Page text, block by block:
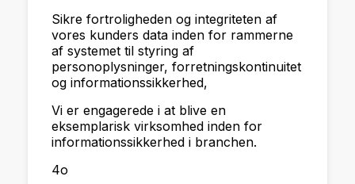
Sikre fortroligheden og integriteten af
vores kunders data inden for rammerne
af systemet til styring af
personoplysninger, forretningskontinuitet
og informationssikkerhed,
Vi er engagerede i at blive en
eksemplarisk virksomhed inden for
informationssikkerhed i branchen.
4o